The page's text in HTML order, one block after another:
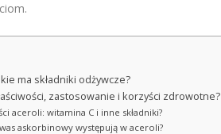
ma składniki odżywcze?
zastosowanie i korzyści zdrowotne?
aceroli: witamina C i inne składniki?
askorbinowy występują w aceroli?